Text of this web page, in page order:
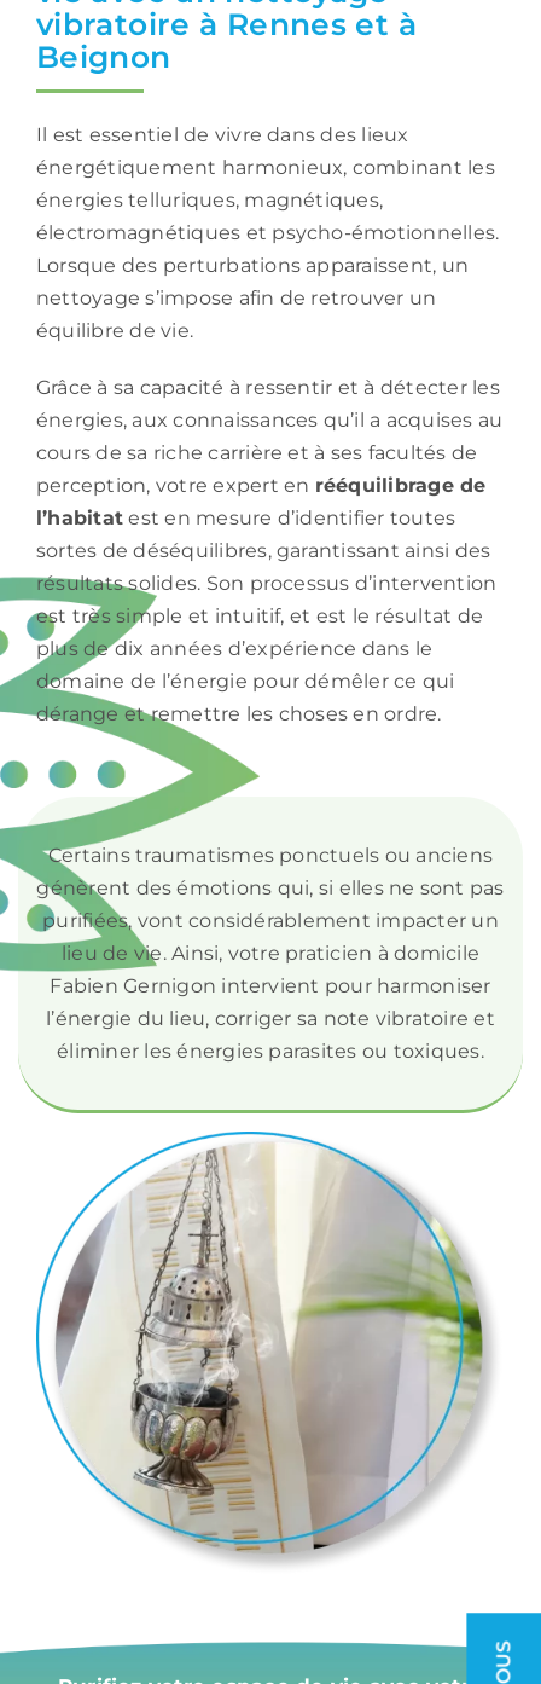
vibratoire à Rennes et à
Beignon
Il est essentiel de vivre dans des lieux
énergétiquement harmonieux, combinant les
énergies telluriques, magnétiques,
électromagnétiques et psycho-émotionnelles.
Lorsque des perturbations apparaissent, un
nettoyage s’impose afin de retrouver un
équilibre de vie.
Grâce à sa capacité à ressentir et à détecter les
énergies, aux connaissances qu’il a acquises au
cours de sa riche carrière et à ses facultés de
perception, votre expert en rééquilibrage de
l’habitat est en mesure d’identifier toutes
sortes de déséquilibres, garantissant ainsi des
résultats solides. Son processus d’intervention
est très simple et intuitif, et est le résultat de
plus de dix années d’expérience dans le
domaine de l’énergie pour démêler ce qui
dérange et remettre les choses en ordre.
Certains traumatismes ponctuels ou anciens
génèrent des émotions qui, si elles ne sont pas
purifiées, vont considérablement impacter un
lieu de vie. Ainsi, votre praticien à domicile
Fabien Gernigon intervient pour harmoniser
l’énergie du lieu, corriger sa note vibratoire et
éliminer les énergies parasites ou toxiques.